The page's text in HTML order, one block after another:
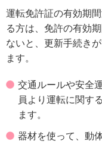
運転免許証の有効期
る方は、免許の有効
ないと、更新手続き
ます。
交通ルールや安全
員より運転に関す
ます。
器材を使って、動